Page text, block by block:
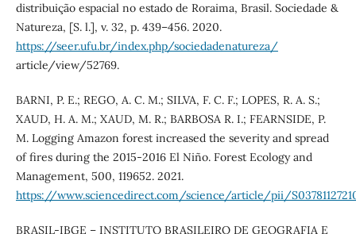
distribuição espacial no estado de Roraima, Brasil. Sociedade &
Natureza, [S. l.], v. 32, p. 439–456. 2020.
https://seer.ufu.br/index.php/sociedadenatureza/
article/view/52769.
BARNI, P. E.; REGO, A. C. M.; SILVA, F. C. F.; LOPES, R. A. S.;
XAUD, H. A. M.; XAUD, M. R.; BARBOSA R. I.; FEARNSIDE, P.
M. Logging Amazon forest increased the severity and spread
of fires during the 2015-2016 El Niño. Forest Ecology and
Management, 500, 119652. 2021.
https://www.sciencedirect.com/science/article/pii/
BRASIL-IBGE – INSTITUTO BRASILEIRO DE GEOGRAFIA E